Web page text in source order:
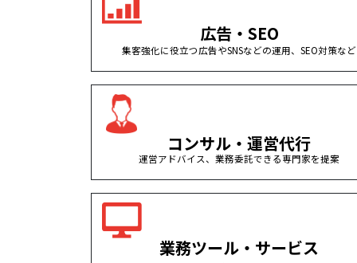
広告・SEO
集客強化に役立つ広告やSNSなどの運用、SEO対策など
コンサル・運営代行
運営アドバイス、業務委託できる専門家を提案
業務ツール・サービス